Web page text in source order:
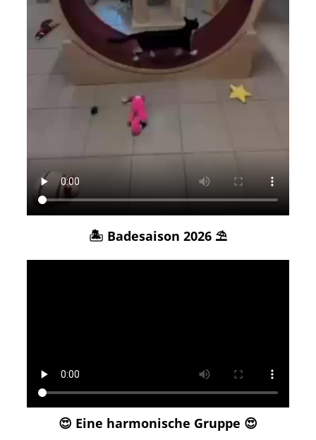
🏝️ Badesaison 2026 ⛱️
😍 Eine harmonische Gruppe 😍